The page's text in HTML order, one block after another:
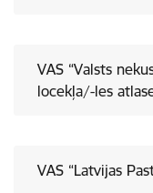
VAS “Valsts
locekļa/-les
VAS “Latvijas